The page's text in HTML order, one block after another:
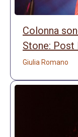
Colonna
Stone: Post
Giulia Romano